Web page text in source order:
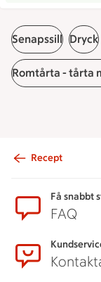
Senapssill Dryck
Romtårta - tårta
Recept
Få snabbt
FAQ